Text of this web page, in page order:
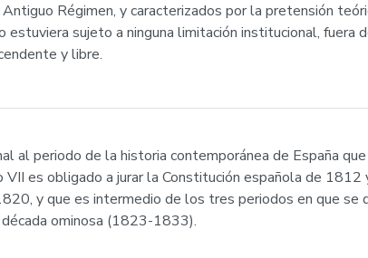
Régimen, y caracterizados por la pretensión
sujeto a ninguna limitación institucional, fuera
y libre.
al periodo de la historia contemporánea de España
es obligado a jurar la Constitución española de 1812
y que es intermedio de los tres periodos en que se
ominosa (1823-1833).